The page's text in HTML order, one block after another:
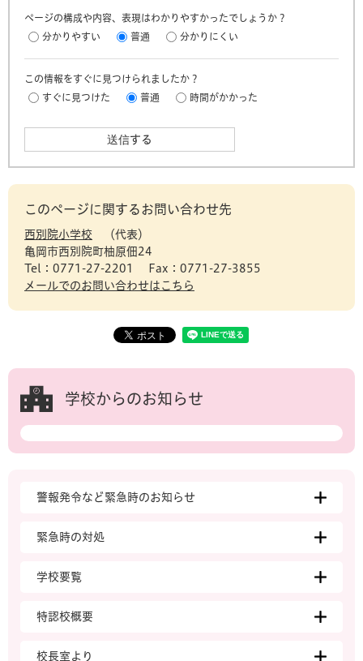
ページの構成や内容、表現はわかりやすかったでしょうか？
分かりやすい
普通 分かりにくい
この情報をすぐに見つけられましたか？
すぐに見つけた
普通 時間がかかった
このページに関するお問い合わせ先
西別院小学校
代表
亀岡市西別院町柚原佃24
Tel：0771-27-2201
Fax：0771-27-3855
メールでのお問い合わせはこちら
学校からのお知らせ
警報発令など緊急時のお知らせ
緊急時の対処
学校要覧
特認校概要
校長室より